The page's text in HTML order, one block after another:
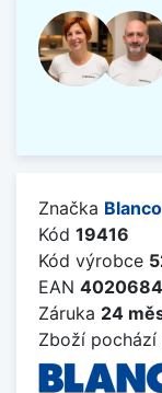
Značka Blanco
Kód 19416
Kód výrobce
EAN
Záruka 24
Zboží